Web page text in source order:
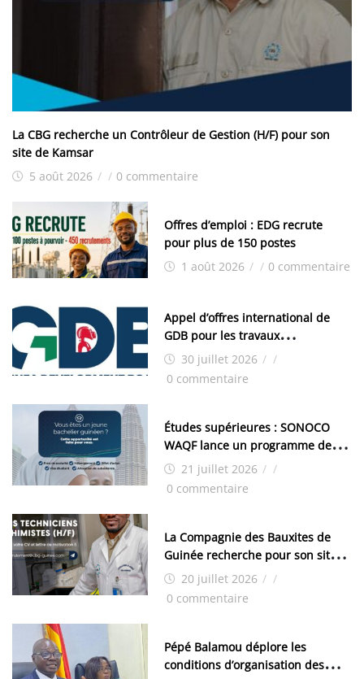
La CBG recherche un Contrôleur de Gestion (H/F) pour son
site de Kamsar
5 août 2026 / / 0 commentaire
Offres d’emploi : EDG recrute
pour plus de 150 postes
1 août 2026 / / 0 commentaire
Appel d’offres international de
GDB pour les travaux
d’aménagement de la zone
industrielle de FANDJE (PAZIF)
30 juillet 2026 / /
0 commentaire
Études supérieures : SONOCO
WAQF lance un programme de
bourses pour la Malaisie
21 juillet 2026 / /
0 commentaire
La Compagnie des Bauxites de
Guinée recherche pour son site
de Kamsar des techniciens
chimistes (H/F)
20 juillet 2026 / /
0 commentaire
Pépé Balamou déplore les
conditions d’organisation des